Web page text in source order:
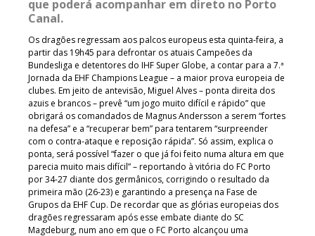
que poderá acompanhar em direto no Porto
Canal.
Os dragões regressam aos palcos europeus esta quinta-feira, a
partir das 19h45 para defrontar os atuais Campeões da
Bundesliga e detentores do IHF Super Globe, a contar para a 7.ª
Jornada da EHF Champions League – a maior prova europeia de
clubes. Em jeito de antevisão, Miguel Alves – ponta direita dos
azuis e brancos – prevê “um jogo muito difícil e rápido” que
obrigará os comandados de Magnus Andersson a serem “fortes
na defesa” e a “recuperar bem” para tentarem “surpreender
com o contra-ataque e reposição rápida”. Só assim, explica o
ponta, será possível “fazer o que já foi feito numa altura em que
parecia muito mais difícil” – reportando à vitória do FC Porto
por 34-27 diante dos germânicos, corrigindo o resultado da
primeira mão (26-23) e garantindo a presença na Fase de
Grupos da EHF Cup. De recordar que as glórias europeias dos
dragões regressaram após esse embate diante do SC
Magdeburg, num ano em que o FC Porto alcançou uma